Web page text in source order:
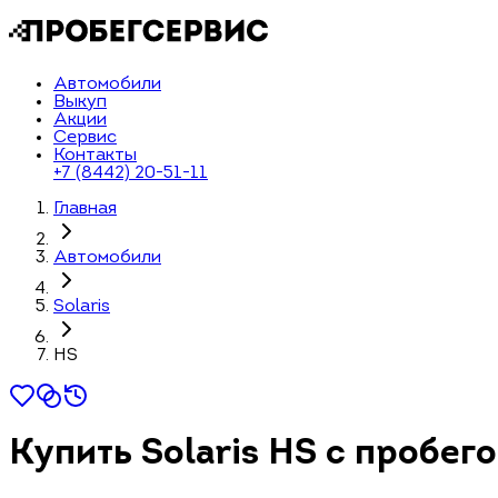
Автомобили
Выкуп
Акции
Сервис
Контакты
+7 (8442) 20-51-11
Главная
Автомобили
Solaris
HS
Купить Solaris HS с